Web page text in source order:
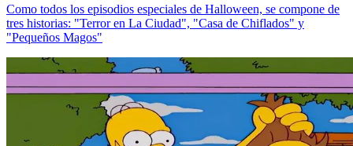
Como todos los episodios especiales de Halloween, se compone de
tres historias: "Terror en La Ciudad", "Casa de Chiflados" y
"Pequeños Magos"